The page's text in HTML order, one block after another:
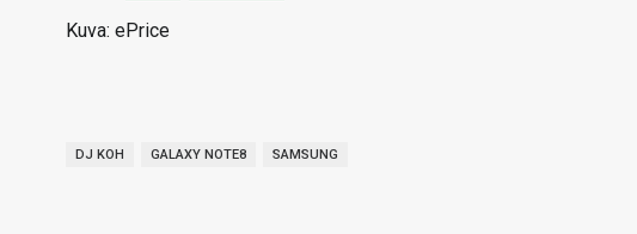
Kuva: ePrice
DJ KOH GALAXY NOTE8 SAMSUNG